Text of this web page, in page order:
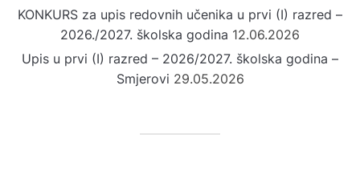
KONKURS za upis redovnih učenika u prvi (I) razred –
2026./2027. školska godina 12.06.2026
Upis u prvi (I) razred – 2026/2027. školska godina –
Smjerovi 29.05.2026